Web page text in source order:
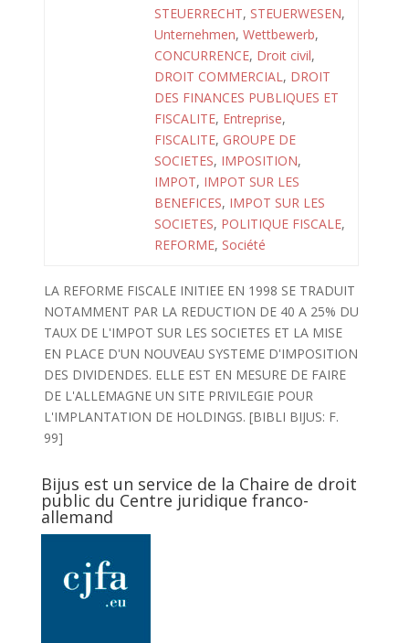
STEUERRECHT, STEUERWESEN,
Unternehmen, Wettbewerb,
CONCURRENCE, Droit civil,
DROIT COMMERCIAL, DROIT
DES FINANCES PUBLIQUES ET
FISCALITE, Entreprise,
FISCALITE, GROUPE DE
SOCIETES, IMPOSITION,
IMPOT, IMPOT SUR LES
BENEFICES, IMPOT SUR LES
SOCIETES, POLITIQUE FISCALE,
REFORME, Société
LA REFORME FISCALE INITIEE EN 1998 SE TRADUIT
NOTAMMENT PAR LA REDUCTION DE 40 A 25% DU
TAUX DE L'IMPOT SUR LES SOCIETES ET LA MISE
EN PLACE D'UN NOUVEAU SYSTEME D'IMPOSITION
DES DIVIDENDES. ELLE EST EN MESURE DE FAIRE
DE L'ALLEMAGNE UN SITE PRIVILEGIE POUR
L'IMPLANTATION DE HOLDINGS. [BIBLI BIJUS: F.
99]
Bijus est un service de la Chaire de droit
public du Centre juridique franco-
allemand